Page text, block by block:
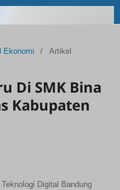
Ekonomi
/ Artikel
Di SMK Bina
Kabupaten
Digital Bandung